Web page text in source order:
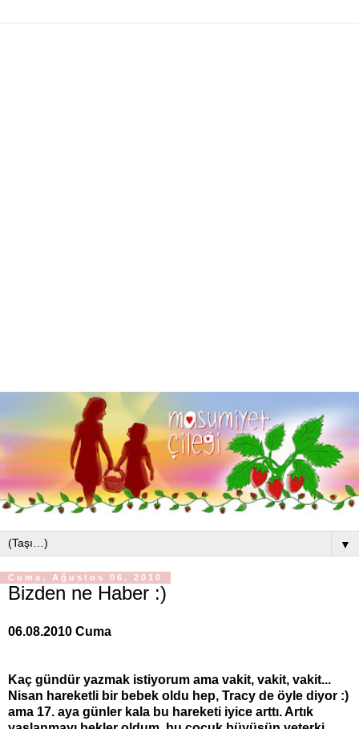
▼
Cuma, Ağustos 06, 2010
Bizden ne Haber :)
06.08.2010 Cuma
Kaç gündür yazmak istiyorum ama vakit, vakit, vakit...
Nisan hareketli bir bebek oldu hep, Tracy de öyle diyor :)
ama 17. aya günler kala bu hareketi iyice arttı. Artık